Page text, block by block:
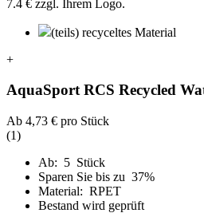
(teils) recyceltes Material
+
AquaSport RCS Recycled
Ab 4,73 € pro Stück
(1)
Ab: 5 Stück
Sparen Sie bis zu 37%
Material: RPET
Bestand wird geprüft